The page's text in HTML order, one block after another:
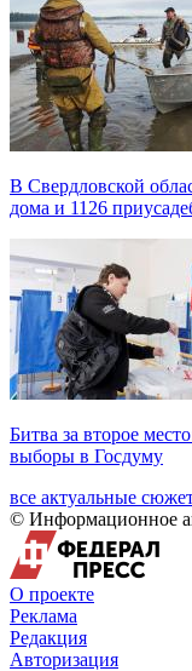
В Свердловской
дома и 1126
Битва за второе
выборы в Госдуму
все актуальные
© Информационное
О проекте
Реклама
Редакция
Авторизация